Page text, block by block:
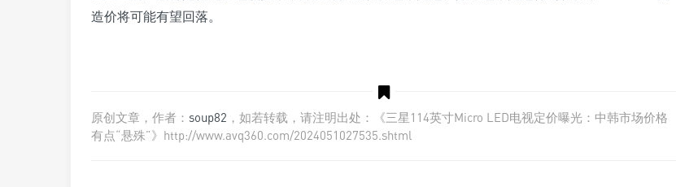
造价将可能有望回落。
原创文章，作者： soup82 ，如若转载，请注明出处：《三星114英寸Micro LED电视定价曝光：中韩市场价格
有点“悬殊”》http://www.avq360.com/2024051027535.shtml